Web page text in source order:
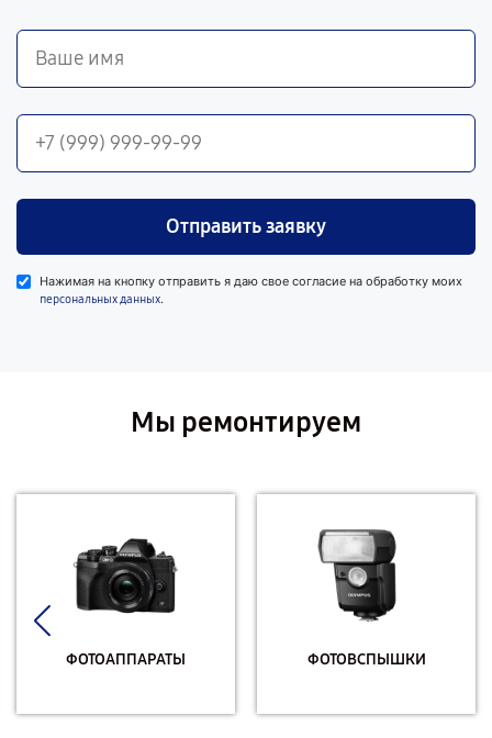
Отправить заявку
Нажимая на кнопку отправить я даю свое согласие на обработку моих
персональных данных.
Мы ремонтируем
ФОТОАППАРАТЫ ФОТОВСПЫШКИ